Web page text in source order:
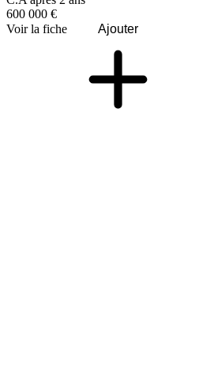
600 000 €
Voir la fiche
Ajouter